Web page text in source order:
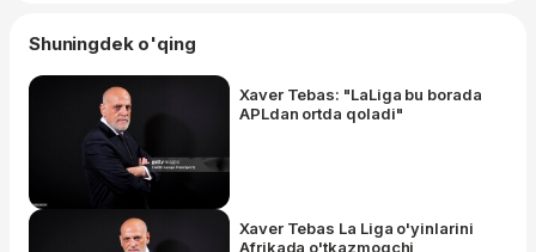
Shuningdek o'qing
Xaver Tebas: "LaLiga bu borada
APLdan ortda qoladi"
Xaver Tebas La Liga o'yinlarini
Afrikada o'tkazmoqchi